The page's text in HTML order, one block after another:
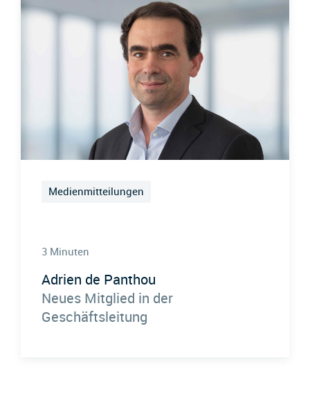
Medienmitteilungen
3 Minuten
Adrien de Panthou
Neues Mitglied in der
Geschäftsleitung